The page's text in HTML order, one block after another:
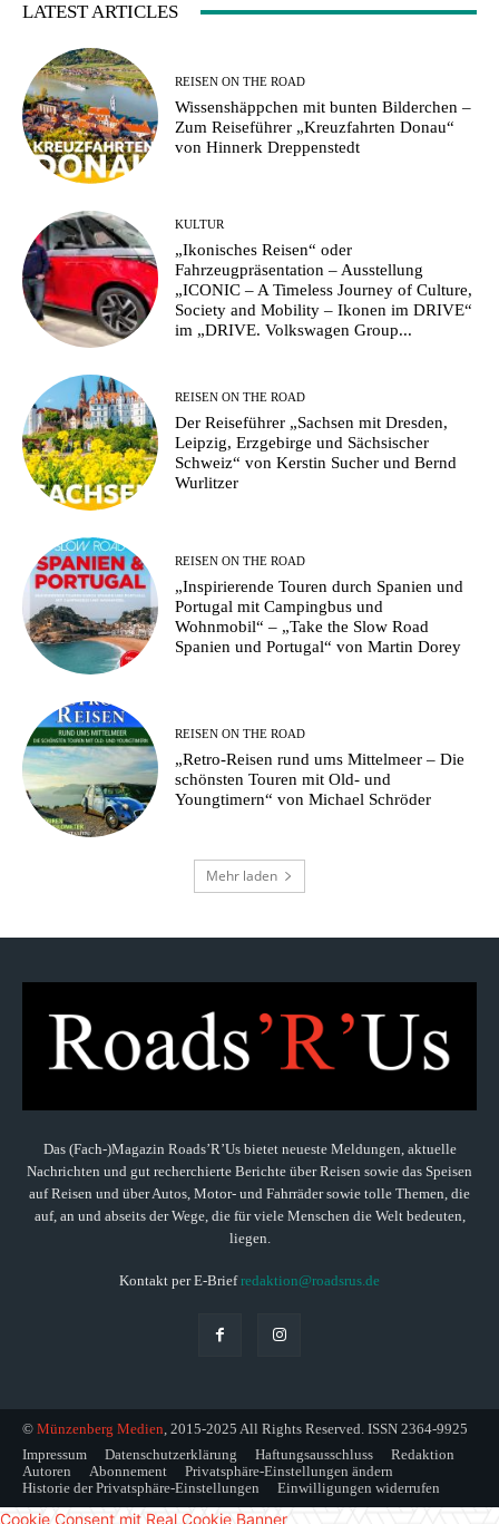
LATEST ARTICLES
REISEN ON THE ROAD
Wissenshäppchen mit bunten Bilderchen –
Zum Reiseführer „Kreuzfahrten Donau“
von Hinnerk Dreppenstedt
KULTUR
„Ikonisches Reisen“ oder
Fahrzeugpräsentation – Ausstellung
„ICONIC – A Timeless Journey of Culture,
Society and Mobility – Ikonen im DRIVE“
im „DRIVE. Volkswagen Group...
REISEN ON THE ROAD
Der Reiseführer „Sachsen mit Dresden,
Leipzig, Erzgebirge und Sächsischer
Schweiz“ von Kerstin Sucher und Bernd
Wurlitzer
REISEN ON THE ROAD
„Inspirierende Touren durch Spanien und
Portugal mit Campingbus und
Wohnmobil“ – „Take the Slow Road
Spanien und Portugal“ von Martin Dorey
REISEN ON THE ROAD
„Retro-Reisen rund ums Mittelmeer – Die
schönsten Touren mit Old- und
Youngtimern“ von Michael Schröder
Mehr laden
Das (Fach-)Magazin Roads’R’Us bietet neueste Meldungen, aktuelle
Nachrichten und gut recherchierte Berichte über Reisen sowie das Speisen
auf Reisen und über Autos, Motor- und Fahrräder sowie tolle Themen, die
auf, an und abseits der Wege, die für viele Menschen die Welt bedeuten,
liegen.
Kontakt per E-Briefredaktion@roadsrus.de
© Münzenberg Medien , 2015-2025 All Rights Reserved. ISSN 2364-9925
Impressum
Datenschutzerklärung Haftungsausschluss
Redaktion
Autoren
Abonnement
Privatsphäre-Einstellungen ändern
Historie der Privatsphäre-Einstellungen
Einwilligungen widerrufen
Cookie Consent mit Real Cookie Banner